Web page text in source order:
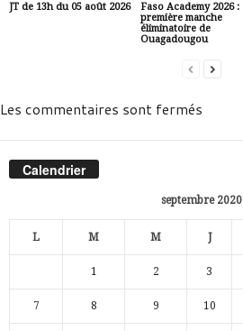
JT de 13h du 05 août 2026
Faso Academy 2026 :
première manche
éliminatoire de
Ouagadougou
Les commentaires sont fermés
Calendrier
septembre 2020
L M M J
1 2 3
7 8 9 10